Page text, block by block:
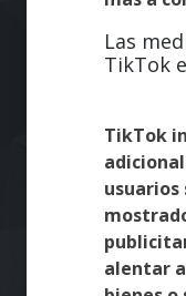
Las
TikTok
TikTok
usuarios
alentar